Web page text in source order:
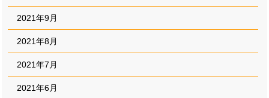
2021年9月
2021年8月
2021年7月
2021年6月